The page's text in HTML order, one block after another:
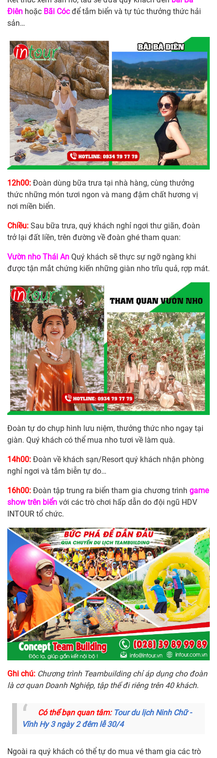
Điên hoặc Bãi Cócđể tắm biển và tự túc thưởng thức hải
sản…
12h00: Đoàn dùng bữa trưa tại nhà hàng, cùng thưởng
thức những món tươi ngon và mang đậm chất hương vị
nơi miền biển.
Chiều: Sau bữa trưa, quý khách nghỉ ngơi thư giãn, đoàn
trở lại đất liền, trên đường về đoàn ghé tham quan:
Vườn nho Thái An Quý khách sẽ thực sự ngỡ ngàng khi
được tận mắt chứng kiến những giàn nho trĩu quả, rợp mát.
Đoàn tự do chụp hình lưu niệm, thưởng thức nho ngay tại
giàn. Quý khách có thể mua nho tươi về làm quà.
14h00: Đoàn về khách sạn/Resort quý khách nhận phòng
nghỉ ngơi và tắm biễn tự do…
16h00: Đoàn tập trung ra biển tham gia chương trình game
show trên biển với các trò chơi hấp dẫn do đội ngũ HDV
INTOUR tổ chức.
Ghi chú: Chương trình Teambuilding chỉ áp dụng cho đoàn
là cơ quan Doanh Nghiệp, tập thể đi riêng trên 40 khách.
Có thể bạn quan tâm: Tour du lịch Ninh Chữ -
Vĩnh Hy 3 ngày 2 đêm lễ 30/4
Ngoài ra quý khách có thể tự do mua vé tham gia các trò